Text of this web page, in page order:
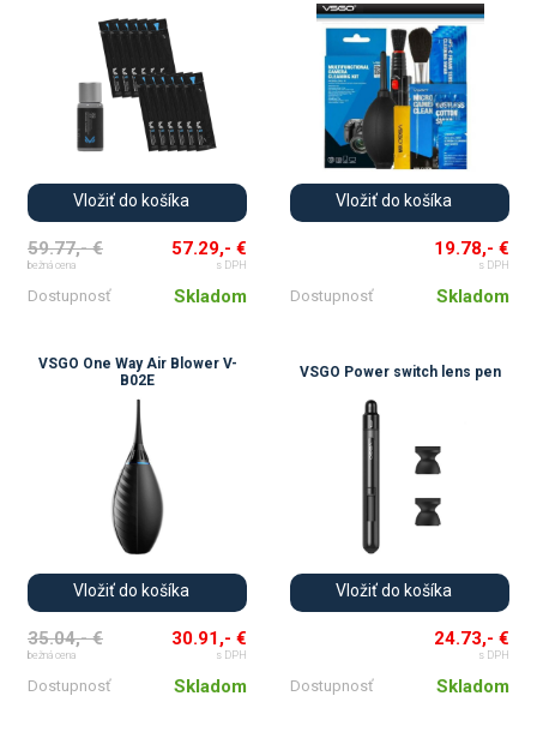
Vložiť do košíka
59.77,- €
bežná cena
57.29,- €
s DPH
Dostupnosť Skladom
Vložiť do košíka
19.78,- €
s DPH
Dostupnosť Skladom
VSGO One Way Air Blower V-
B02E
Vložiť do košíka
35.04,- €
bežná cena
30.91,- €
s DPH
Dostupnosť Skladom
VSGO Power switch lens pen
Vložiť do košíka
24.73,- €
s DPH
Dostupnosť Skladom